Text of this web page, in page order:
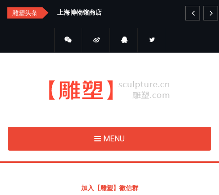
Skip
雕塑头条 上海博物馆商店
MENU
加入【雕塑】微信群